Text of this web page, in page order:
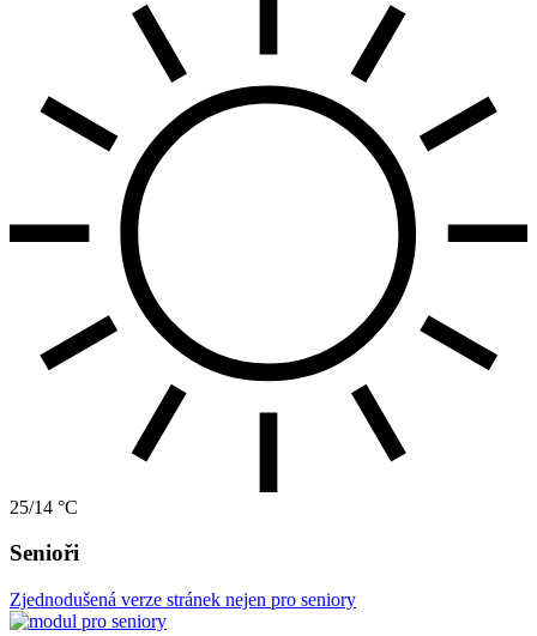
25/14 °C
Senioři
Zjednodušená verze stránek nejen pro seniory